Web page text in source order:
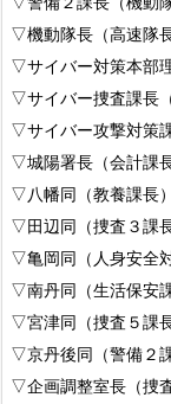
▽機動隊長（高速隊
▽サイバー対策本部
▽サイバー捜査課長
▽サイバー攻撃対策
▽城陽署長（会計課
▽八幡同（教養課長
▽田辺同（捜査３課
▽亀岡同（人身安全
▽南丹同（生活保安
▽宮津同（捜査５課
▽京丹後同（警備２
▽企画調整室長（捜